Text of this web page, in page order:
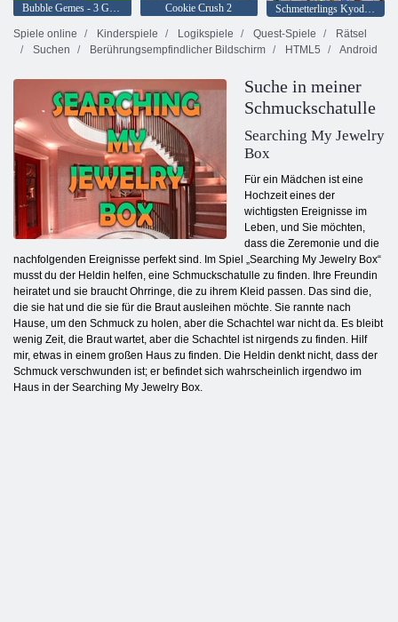
Bubble Gemes - 3 Gewinnt Cookie Crush 2
Schmetterlings Kyodai HD
Spiele online
Kinderspiele Logikspiele Quest-Spiele
Rätsel
Suchen
Berührungsempfindlicher Bildschirm HTML5 Android
Suche in meiner
Schmuckschatulle
Searching My Jewelry
Box
Für ein Mädchen ist eine
Hochzeit eines der
wichtigsten Ereignisse im
Leben, und Sie möchten,
dass die Zeremonie und die
nachfolgenden Ereignisse perfekt sind. Im Spiel „Searching My Jewelry Box“
musst du der Heldin helfen, eine Schmuckschatulle zu finden. Ihre Freundin
heiratet und sie braucht Ohrringe, die zu ihrem Kleid passen. Das sind die,
die sie hat und die sie für die Braut ausleihen möchte. Sie rannte nach
Hause, um den Schmuck zu holen, aber die Schachtel war nicht da. Es bleibt
wenig Zeit, die Braut wartet, aber die Schachtel ist nirgends zu finden. Hilf
mir, etwas in einem großen Haus zu finden. Die Heldin denkt nicht, dass der
Schmuck verschwunden ist; er befindet sich wahrscheinlich irgendwo im
Haus in der Searching My Jewelry Box.